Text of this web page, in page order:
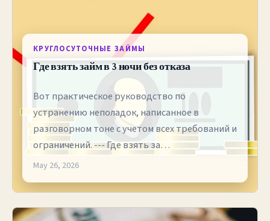
КРУГЛОСУТОЧНЫЕ ЗАЙМЫ
Где взять займ в 3 ночи без отказа
Вот практическое руководство по
устранению неполадок, написанное в
разговорном тоне с учетом всех требований и
ограничений. --- Где взять за…
May 26, 2026